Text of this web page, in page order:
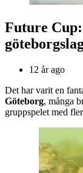
Future
12 år ago
Det har varit en
Göteborg, många
gruppspelet med